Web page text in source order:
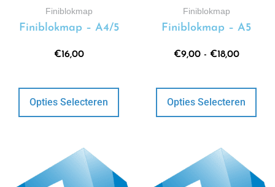
Finiblokmap
Finiblokmap – A4/5
€16,00
Opties Selecteren
Finiblokmap
Finiblokmap – A5
€9,00 - €18,00
Opties Selecteren